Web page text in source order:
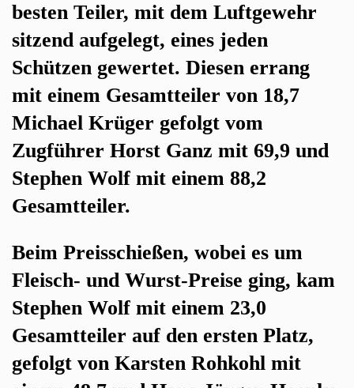
besten Teiler, mit dem Luftgewehr
sitzend aufgelegt, eines jeden
Schützen gewertet. Diesen errang
mit einem Gesamtteiler von 18,7
Michael Krüger gefolgt vom
Zugführer Horst Ganz mit 69,9 und
Stephen Wolf mit einem 88,2
Gesamtteiler.
Beim Preisschießen, wobei es um
Fleisch- und Wurst-Preise ging, kam
Stephen Wolf mit einem 23,0
Gesamtteiler auf den ersten Platz,
gefolgt von Karsten Rohkohl mit